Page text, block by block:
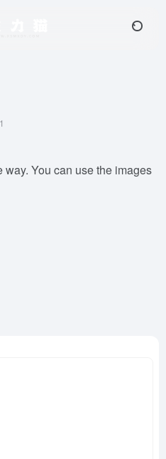
You can use the images